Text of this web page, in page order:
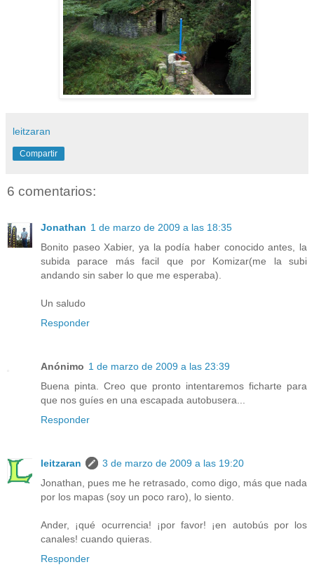
leitzaran
Compartir
6 comentarios:
Jonathan 1 de marzo de 2009 a las 18:35
Bonito paseo Xabier, ya la podía haber conocido antes, la
subida parace más facil que por Komizar(me la subi
andando sin saber lo que me esperaba).
Un saludo
Responder
Anónimo 1 de marzo de 2009 a las 23:39
Buena pinta. Creo que pronto intentaremos ficharte para
que nos guíes en una escapada autobusera...
Responder
leitzaran
3 de marzo de 2009 a las 19:20
Jonathan, pues me he retrasado, como digo, más que nada
por los mapas (soy un poco raro), lo siento.
Ander, ¡qué ocurrencia! ¡por favor! ¡en autobús por los
canales! cuando quieras.
Responder